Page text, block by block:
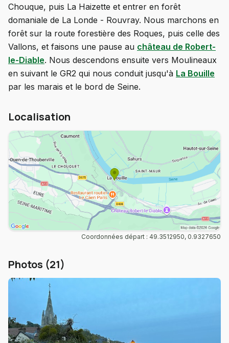
Chouque, puis La Haizette et entrer en forêt
domaniale de La Londe - Rouvray. Nous marchons en
forêt sur la route forestière des Roques, puis celle des
Vallons, et faisons une pause au château de Robert-
le-Diable. Nous descendons ensuite vers Moulineaux
en suivant le GR2 qui nous conduit jusqu'à La Bouille
par les marais et le bord de Seine.
Localisation
Coordonnées départ : 49.3512950, 0.9327650
Photos (21)